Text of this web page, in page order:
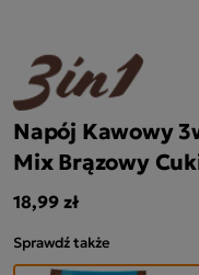
Napój Kawowy
Mix Brązowy
18,99 zł
Sprawdź także